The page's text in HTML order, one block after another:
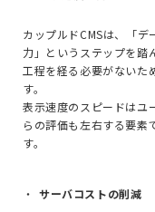
カップルドCMSは、「デ
力」というステップを踏
工程を経る必要がないた
す。
表示速度のスピードはユ
らの評価も左右する要素
す。
サーバコストの削減